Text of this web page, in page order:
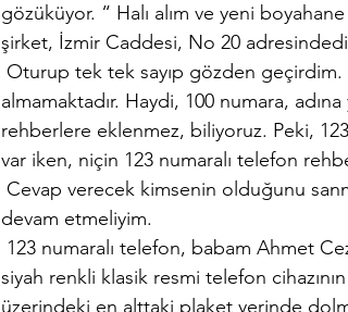
gözüküyor. “ Halı alım ve yeni
şirket, İzmir Caddesi, No 20
Oturup tek tek sayıp gözden
almamaktadır. Haydi, 100 numara,
rehberlere eklenmez, biliyoruz. Peki,
var iken, niçin 123 numaralı telefon
Cevap verecek kimsenin olduğunu
devam etmeliyim.
123 numaralı telefon, babam Ahmet
siyah renkli klasik resmi telefon
üzerindeki en alttaki plaket yerinde